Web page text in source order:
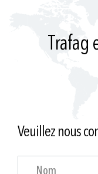
Trafag
Veuillez nous